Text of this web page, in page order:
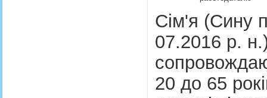
Сім'я (Сину
07.2016 р.
20 до 65